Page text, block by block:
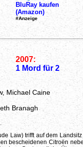
BluRay kaufen
(Amazon)
#Anzeige
2007:
1 Mord für 2
Michael Caine
Branagh
Law) trifft auf dem
bescheidenen Citroën